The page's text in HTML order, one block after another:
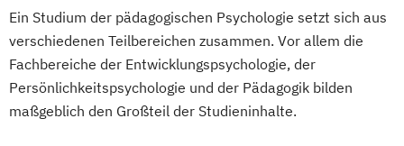
Ein Studium der pädagogischen Psychologie setzt sich aus
verschiedenen Teilbereichen zusammen. Vor allem die
Fachbereiche der Entwicklungspsychologie, der
Persönlichkeitspsychologie und der Pädagogik bilden
maßgeblich den Großteil der Studieninhalte.